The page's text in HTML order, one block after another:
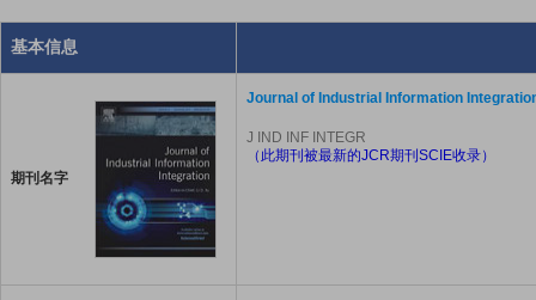
基本信息
期刊名字
Journal of Industrial Information
J IND INF INTEGR
（此期刊被最新的JCR期刊SCIE收录）